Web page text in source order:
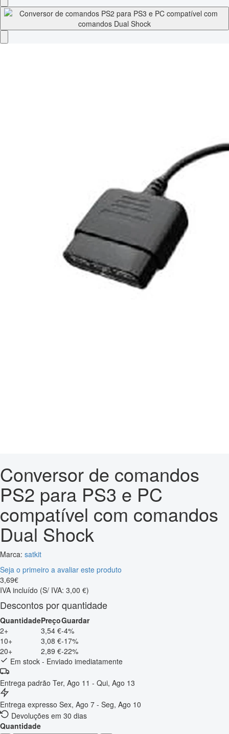
Conversor de comandos
PS2 para PS3 e PC
compatível com comandos
Dual Shock
Marca: satkit
Seja o primeiro a avaliar este produto
3,69€
IVA incluído (S/ IVA: 3,00 €)
Descontos por quantidade
QuantidadePreçoGuardar
2+
3,54 €-4%
10+
3,08 €-17%
20+
2,89 €-22%
Em stock - Enviado imediatamente
Entrega padrão Ter, Ago 11 - Qui, Ago 13
Entrega expresso Sex, Ago 7 - Seg, Ago 10
Devoluções em 30 dias
Quantidade